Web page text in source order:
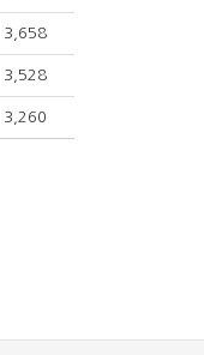
3,658
3,528
3,260